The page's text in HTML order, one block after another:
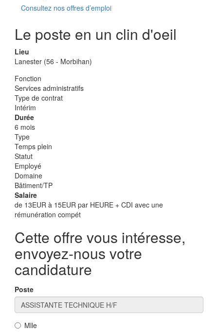
Consultez nos offres d’emploi
Le poste en un clin d'oeil
Lieu
Lanester (56 - Morbihan)
Fonction
Services administratifs
Type de contrat
Intérim
Durée
6 mois
Type
Temps plein
Statut
Employé
Domaine
Bâtiment/TP
Salaire
de 13EUR à 15EUR par HEURE + CDI avec une
rémunération compét
Cette offre vous intéresse,
envoyez-nous votre
candidature
Poste
Mlle